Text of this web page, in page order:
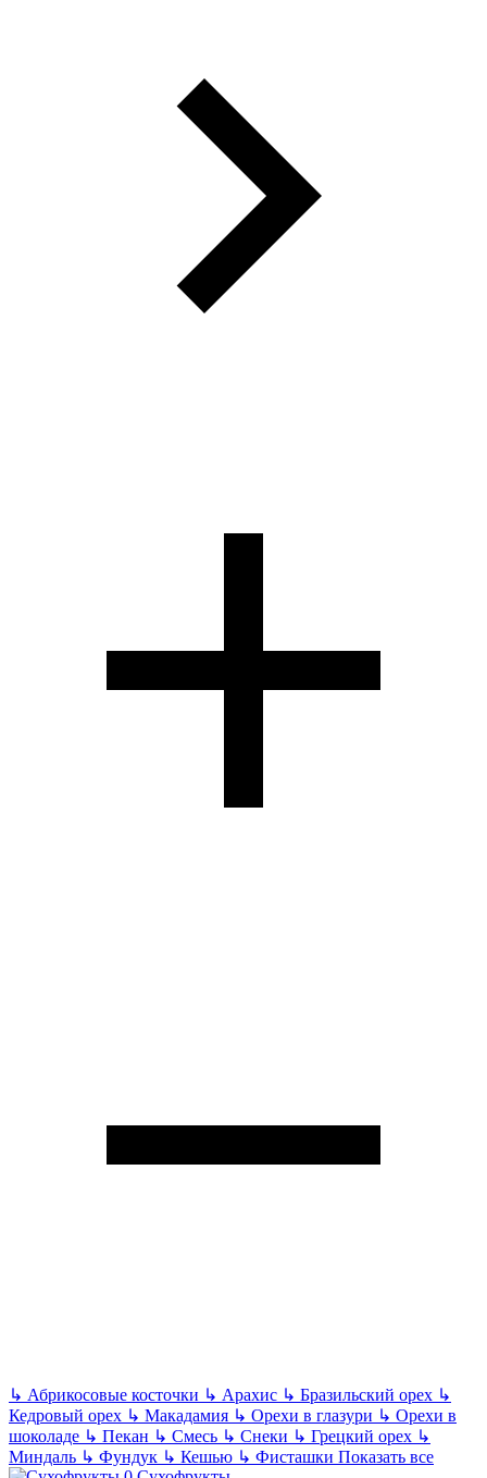
↳ Абрикосовые косточки ↳ Арахис ↳ Бразильский орех ↳
Кедровый орех ↳ Макадамия ↳ Орехи в глазури ↳ Орехи в
шоколаде ↳ Пекан ↳ Смесь ↳ Снеки ↳ Грецкий орех ↳
Миндаль ↳ Фундук ↳ Кешью ↳ Фисташки Показать все